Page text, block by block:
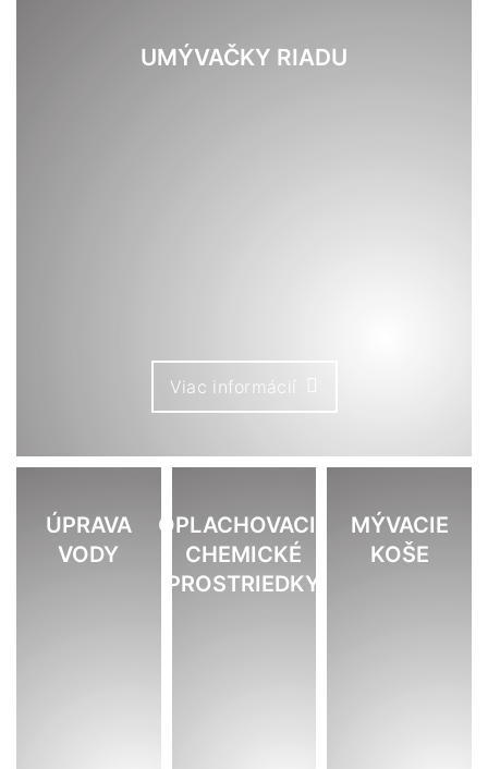
UMÝVAČKY RIADU
Viac informácií
ÚPRAVA
VODY
OPLACHOVACIE
CHEMICKÉ
PROSTRIEDKY
MÝVACIE
KOŠE